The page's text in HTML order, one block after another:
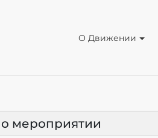
О Движении
мероприятии